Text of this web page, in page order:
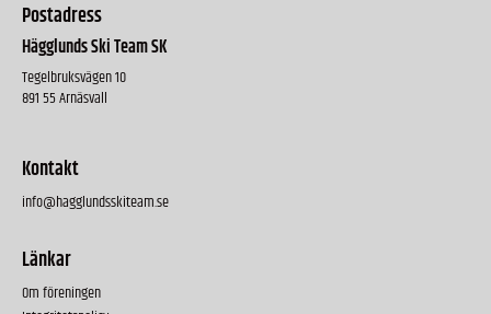
Postadress
Hägglunds Ski Team SK
Tegelbruksvägen 10
891 55 Arnäsvall
Kontakt
info@hagglundsskiteam.se
Länkar
Om föreningen